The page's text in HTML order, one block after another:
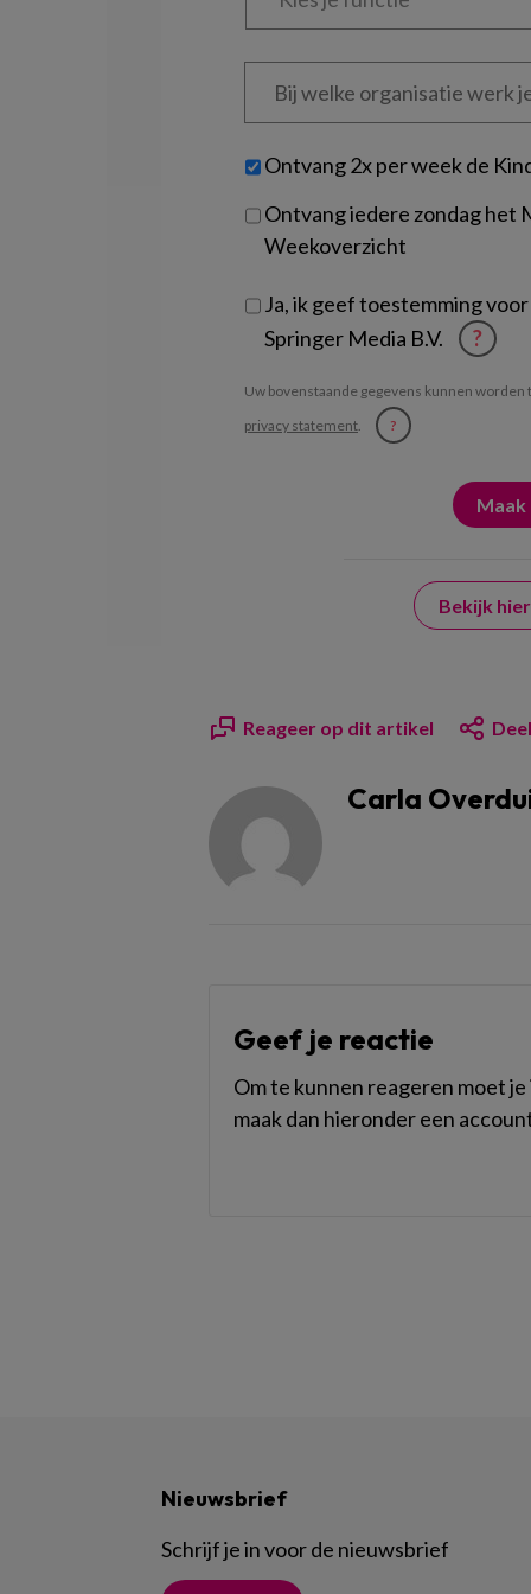
Bij
welke
je?
Untitled
Ontvang 2x per week de
Ontvang iedere zondag het
Weekoverzicht
Ja, ik geef toestemming
Springer Media B.V.
?
Uw bovenstaande gegevens kunnen
privacy statement. ?
Bekijk
Reageer op dit artikel
Carla
Geef je reactie
Om te kunnen reageren moet
maak dan hieronder een
Nieuwsbrief
Schrijf je in voor de nieuwsbrief